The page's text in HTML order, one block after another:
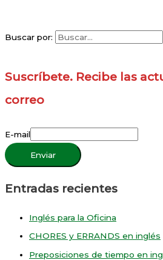
Buscar por:
Suscríbete. Recibe las
correo
E-mail
Enviar
Entradas recientes
Inglés para la Oficina
CHORES y ERRANDS en inglés
Preposiciones de tiempo en